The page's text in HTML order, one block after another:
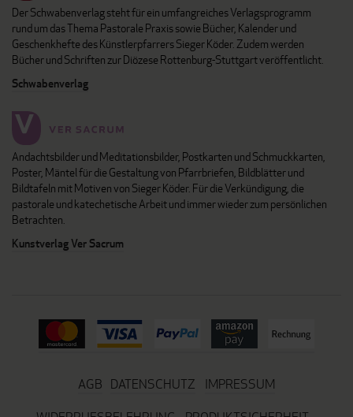
Der Schwabenverlag steht für ein umfangreiches Verlagsprogramm
rund um das Thema Pastorale Praxis sowie Bücher, Kalender und
Geschenkhefte des Künstlerpfarrers Sieger Köder. Zudem werden
Bücher und Schriften zur Diözese Rottenburg-Stuttgart veröffentlicht.
Schwabenverlag
Andachtsbilder und Meditationsbilder, Postkarten und Schmuckkarten,
Poster, Mäntel für die Gestaltung von Pfarrbriefen, Bildblätter und
Bildtafeln mit Motiven von Sieger Köder. Für die Verkündigung, die
pastorale und katechetische Arbeit und immer wieder zum persönlichen
Betrachten.
Kunstverlag Ver Sacrum
AGB DATENSCHUTZ
IMPRESSUM